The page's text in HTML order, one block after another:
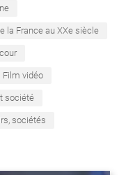
la France au XXe siècle
Film vidéo
société
sociétés